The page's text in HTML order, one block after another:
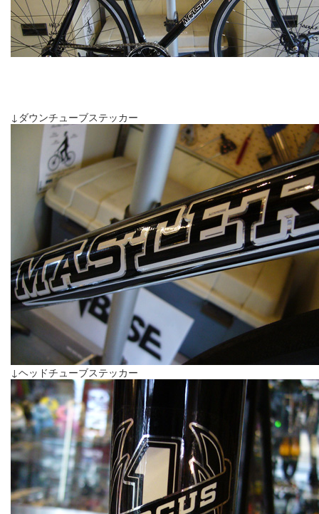
↓ダウンチューブステッカー
↓ヘッドチューブステッカー